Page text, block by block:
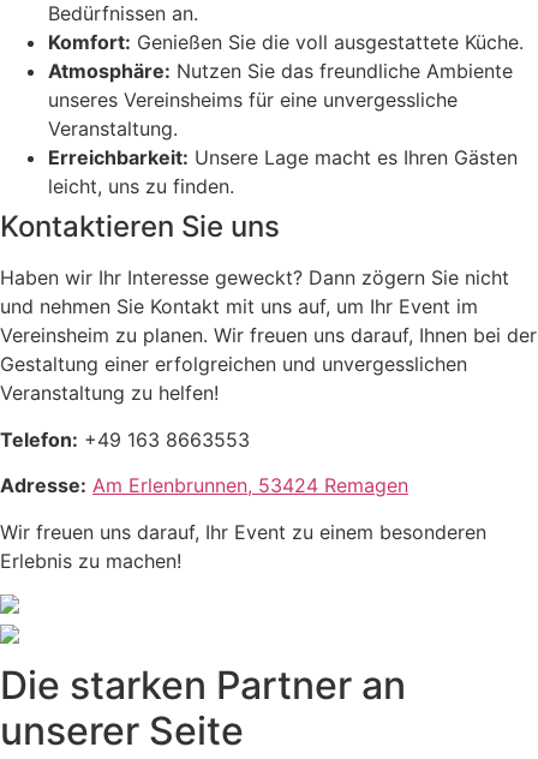
Bedürfnissen an.
Komfort: Genießen Sie die voll ausgestattete Küche.
Atmosphäre: Nutzen Sie das freundliche Ambiente
unseres Vereinsheims für eine unvergessliche
Veranstaltung.
Erreichbarkeit: Unsere Lage macht es Ihren Gästen
leicht, uns zu finden.
Kontaktieren Sie uns
Haben wir Ihr Interesse geweckt? Dann zögern Sie nicht
und nehmen Sie Kontakt mit uns auf, um Ihr Event im
Vereinsheim zu planen. Wir freuen uns darauf, Ihnen bei der
Gestaltung einer erfolgreichen und unvergesslichen
Veranstaltung zu helfen!
Telefon: +49 163 8663553
Adresse: Am Erlenbrunnen, 53424 Remagen
Wir freuen uns darauf, Ihr Event zu einem besonderen
Erlebnis zu machen!
Die starken Partner an
unserer Seite